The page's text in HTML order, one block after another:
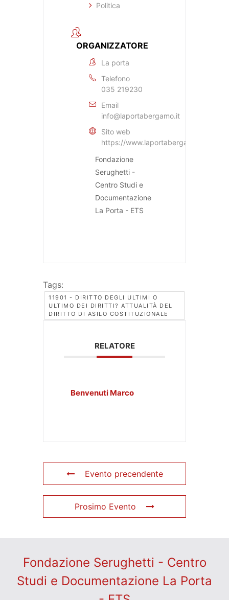
Politica
ORGANIZZATORE
La porta
Telefono
035 219230
Email
info@laportabergamo.it
Sito web
https://www.laportabergamo.it
Fondazione
Serughetti -
Centro Studi e
Documentazione
La Porta - ETS
Tags:
11901 - DIRITTO DEGLI ULTIMI O
ULTIMO DEI DIRITTI? ATTUALITÀ DEL
DIRITTO DI ASILO COSTITUZIONALE
RELATORE
Benvenuti Marco
Evento precendente
Prosimo Evento
Fondazione Serughetti - Centro
Studi e Documentazione La Porta